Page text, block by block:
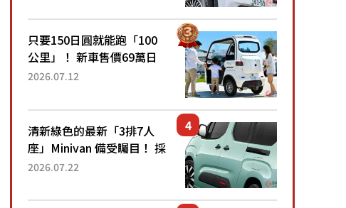
日圓就能跑100公里」「小
朋友坐得...
只要150日圓就能跑「100
公里」！ 新車售價69萬日
圓的「3人座」Trike大受歡
為何能迅速熱賣？
2026.07.12
清新綠色的最新「3排7人
座」Minivan 備受矚目！ 採
用全長4.7公尺剛剛好的車
還推出467萬元日圓起的5
2026.07.22